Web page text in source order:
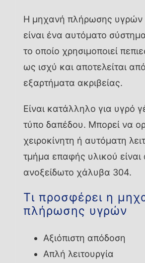
Η μηχανή πλήρωσης υγρών
είναι ένα αυτόματο
το οποίο χρησιμοποιεί
ως ισχύ και αποτελείται
εξαρτήματα ακριβείας.
Είναι κατάλληλο για υγρό
τύπο δαπέδου. Μπορεί να
χειροκίνητη ή αυτόματη
τμήμα επαφής υλικού είναι
ανοξείδωτο χάλυβα 304.
Τι προσφέρει η
πλήρωσης υγρών
Αξιόπιστη απόδοση
Απλή λειτουργία